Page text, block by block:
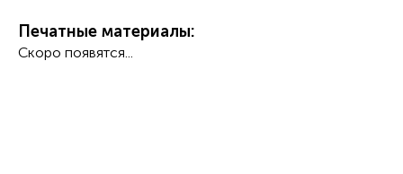
Печатные материалы:
Скоро появятся...